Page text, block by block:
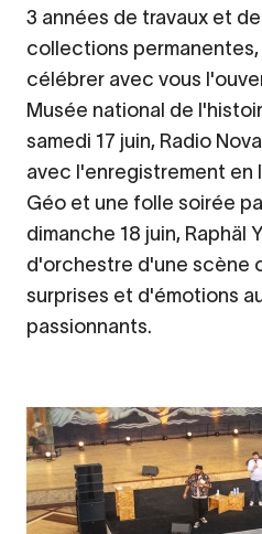
3 années de travaux et
collections permanentes,
célébrer avec vous
Musée national de
samedi 17 juin, Radio
avec l'enregistrement en
Géo et une folle soirée
dimanche 18 juin, Raphäl
d'orchestre d'une scène
surprises et d'émotions
passionnants.